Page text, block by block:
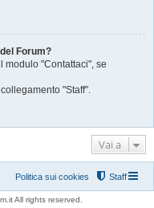
Forum?
modulo "Contattaci", se
"Staff".
Vai a
Staff
Politica sui cookies
All rights reserved.